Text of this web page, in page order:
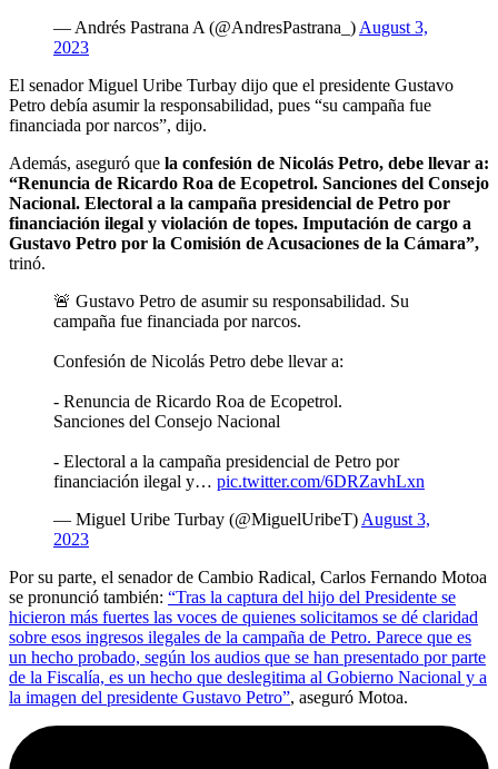
— Andrés Pastrana A (@AndresPastrana_) August 3,
2023
El senador Miguel Uribe Turbay dijo que el presidente Gustavo
Petro debía asumir la responsabilidad, pues “su campaña fue
financiada por narcos”, dijo.
Además, aseguró que la confesión de Nicolás Petro, debe llevar a:
“Renuncia de Ricardo Roa de Ecopetrol. Sanciones del Consejo
Nacional. Electoral a la campaña presidencial de Petro por
financiación ilegal y violación de topes. Imputación de cargo a
Gustavo Petro por la Comisión de Acusaciones de la Cámara”,
trinó.
🚨 Gustavo Petro de asumir su responsabilidad. Su
campaña fue financiada por narcos.
Confesión de Nicolás Petro debe llevar a:
- Renuncia de Ricardo Roa de Ecopetrol.
Sanciones del Consejo Nacional
- Electoral a la campaña presidencial de Petro por
financiación ilegal y… pic.twitter.com/6DRZavhLxn
— Miguel Uribe Turbay (@MiguelUribeT) August 3,
2023
Por su parte, el senador de Cambio Radical, Carlos Fernando Motoa
se pronunció también: “Tras la captura del hijo del Presidente se
hicieron más fuertes las voces de quienes solicitamos se dé claridad
sobre esos ingresos ilegales de la campaña de Petro. Parece que es
un hecho probado, según los audios que se han presentado por parte
de la Fiscalía, es un hecho que deslegitima al Gobierno Nacional y a
la imagen del presidente Gustavo Petro”, aseguró Motoa.